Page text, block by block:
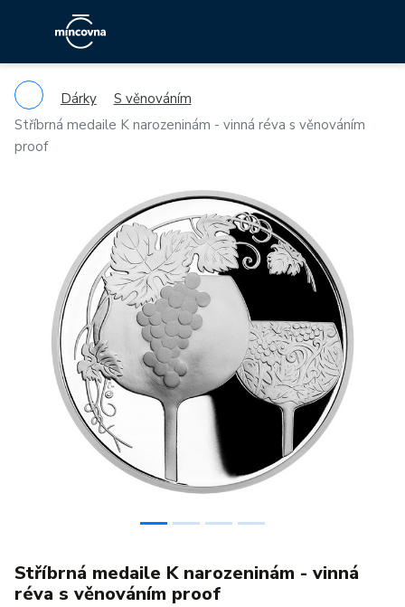
Dárky
S věnováním
Stříbrná medaile K narozeninám - vinná réva s věnováním
proof
Previous
Stříbrná medaile K narozeninám - vinná
réva s věnováním proof